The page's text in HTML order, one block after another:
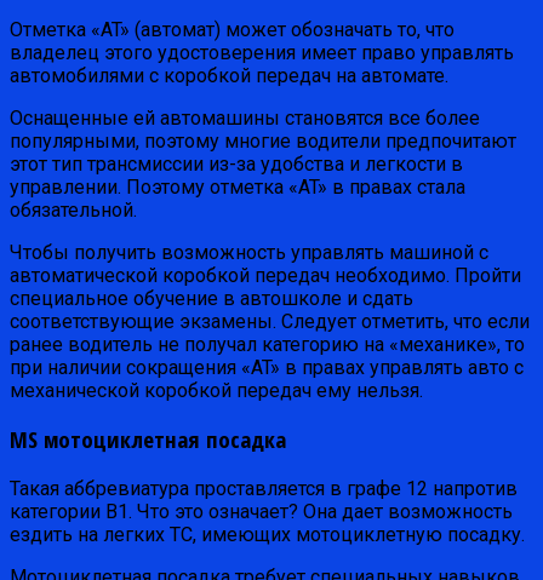
Отметка «AT» (автомат) может обозначать то, что
владелец этого удостоверения имеет право управлять
автомобилями с коробкой передач на автомате.
Оснащенные ей автомашины становятся все более
популярными, поэтому многие водители предпочитают
этот тип трансмиссии из-за удобства и легкости в
управлении. Поэтому отметка «AT» в правах стала
обязательной.
Чтобы получить возможность управлять машиной с
автоматической коробкой передач необходимо. Пройти
специальное обучение в автошколе и сдать
соответствующие экзамены. Следует отметить, что если
ранее водитель не получал категорию на «механике», то
при наличии сокращения «AT» в правах управлять авто с
механической коробкой передач ему нельзя.
MS мотоциклетная посадка
Такая аббревиатура проставляется в графе 12 напротив
категории B1. Что это означает? Она дает возможность
ездить на легких ТС, имеющих мотоциклетную посадку.